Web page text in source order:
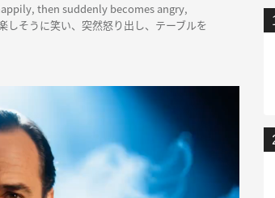
then suddenly becomes angry,
そうに笑い、突然怒り出し、テーブルを